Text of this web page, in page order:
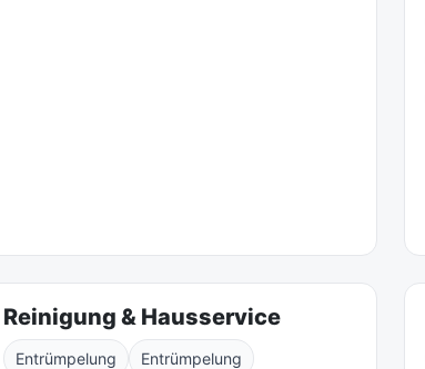
Reinigung & Hausservice
Entrümpelung Entrümpelung